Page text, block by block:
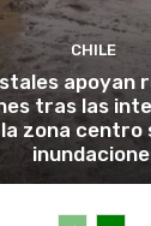
CHILE
apoyan
tras las
zona centro